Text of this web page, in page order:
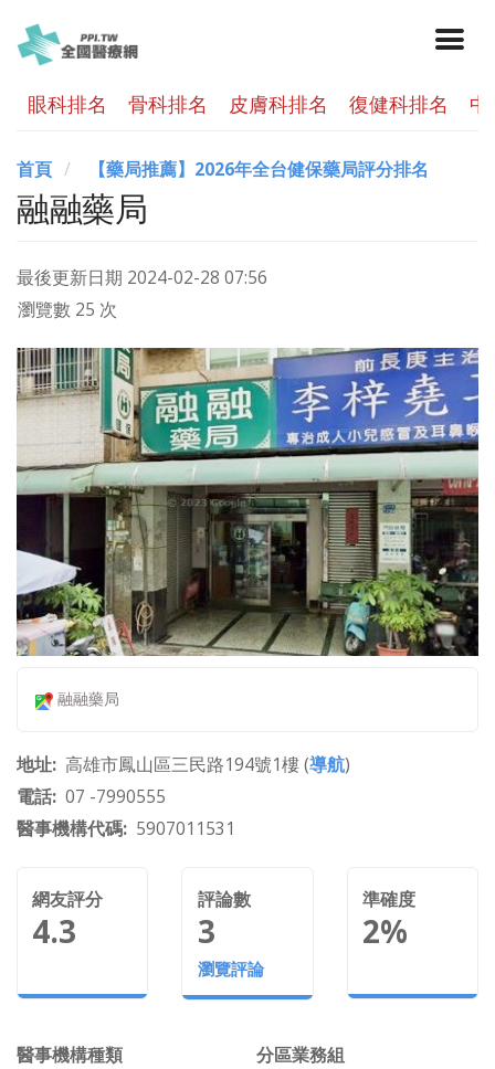
眼科排名 骨科排名 皮膚科排名 復健科排名
首頁 【藥局推薦】2026年全台健保藥局評分排名
融融藥局
最後更新日期 2024-02-28 07:56
瀏覽數 25 次
融融藥局
地址 高雄市鳳山區三民路194號1樓 (導航)
電話 07 -7990555
醫事機構代碼 5907011531
網友評分
4.3
評論數
3
瀏覽評論
準確度
2%
醫事機構種類
分區業務組